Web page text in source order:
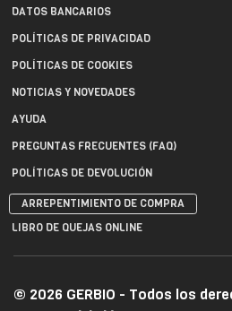
DATOS BANCARIOS
POLÍTICAS DE PRIVACIDAD
POLÍTICAS DE COOKIES
NOTICIAS Y NOVEDADES
AYUDA
PREGUNTAS FRECUENTES (FAQ)
POLÍTICAS DE DEVOLUCIÓN
ARREPENTIMIENTO DE COMPRA
LIBRO DE QUEJAS ONLINE
© 2026 GERBIO - Todos los